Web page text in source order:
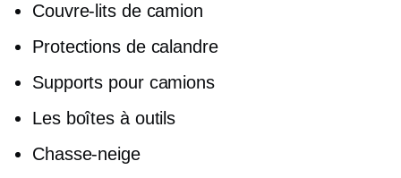
Couvre-lits de camion
Protections de calandre
Supports pour camions
Les boîtes à outils
Chasse-neige